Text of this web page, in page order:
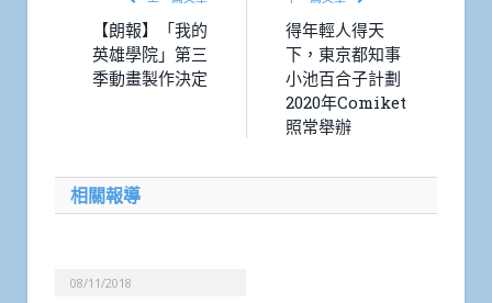
【朗報】「我的
英雄學院」第三
季動畫製作決定
得年輕人得天
下，東京都知事
小池百合子計劃
2020年Comiket
照常舉辦
相關報導
08/11/2018